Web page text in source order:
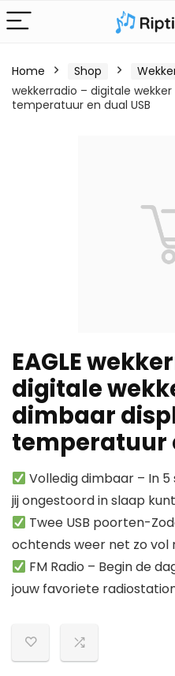
Home Shop
wekkerradio – digitale
temperatuur en dual USB
EAGLE
digitale
dimbaar
temperatuur
Volledig dimbaar – In
jij ongestoord in slaap
Twee USB poorten-
ochtends weer net zo vol
FM Radio – Begin de
jouw favoriete